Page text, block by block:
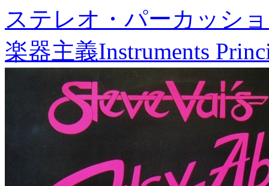
ステレオ・パーカッシ
楽器主義Instruments